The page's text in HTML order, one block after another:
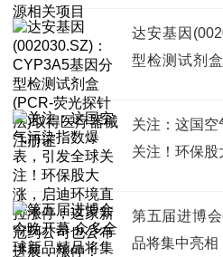
达安基因
型检测试剂
关注：这国
关注！环保股
这家新冠药
第五届进博
品将集中亮相